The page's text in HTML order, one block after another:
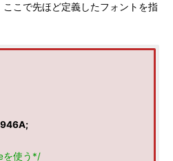
こで先ほど定義したフォントを指
;
を使う*/